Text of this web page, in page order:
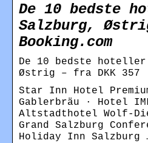
De 10 bedste
Salzburg,
Booking.com
De 10 bedste
Østrig – fra DKK 357
Star Inn Hotel
Gablerbräu · Hotel
Altstadthotel Wolf-
Grand Salzburg
Holiday Inn Salzburg